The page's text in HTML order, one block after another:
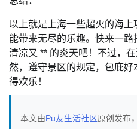
以上就是上海一些超火的海
能带来无尽的乐趣。快来一
清凉又 ** 的炎天吧！不过，
然，遵守景区的规定，包庇
得欢乐！
本文由Pu友生活社区原创发布